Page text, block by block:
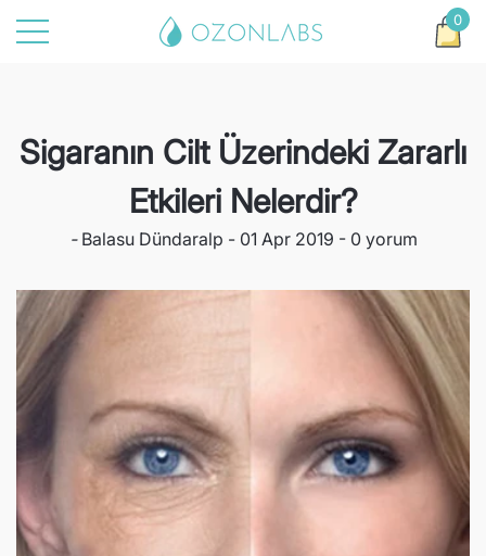
0
0
Sigaranın Cilt Üzerindeki Zararlı
Etkileri Nelerdir?
- Balasu Dündaralp 01 Apr 2019 0 yorum